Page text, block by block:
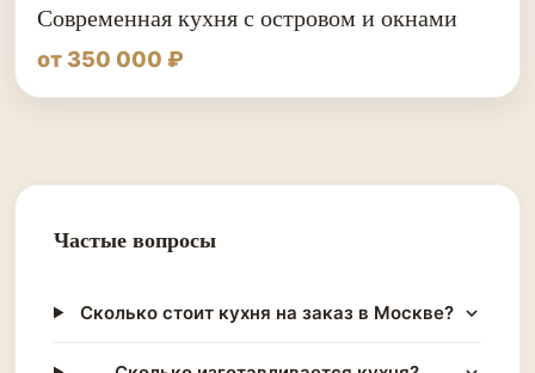
Современная кухня с островом и окнами
от 350 000 ₽
Частые вопросы
Сколько стоит кухня на заказ в Москве?